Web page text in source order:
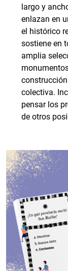
largo y
enlazan en
el histórico
sostiene en
amplia
colectiva.
pensar los
de otros